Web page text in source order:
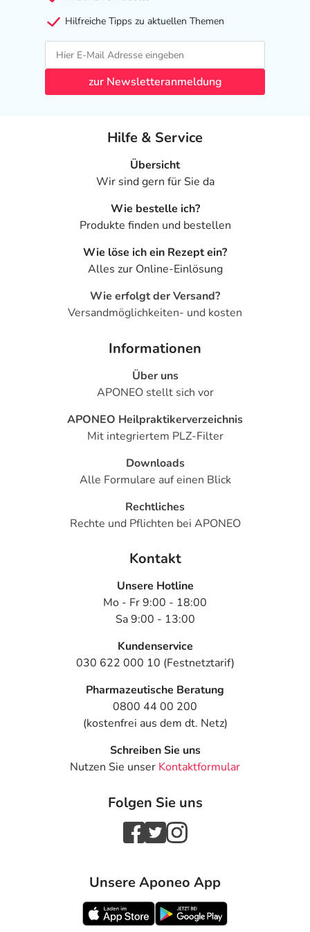
Extract, Chamomilla Recutita Flower Extract,
Sempervivum Tectorum Extract, Equisetum Arvense Leaf
Denatonium Benzoate, Ammonia, Benzoic Acid,
Dehydroacetic Acid, Parfum, Amyl Cinnamal,
Hydroxycitronellal, Geraniol, Linalool, Coumarin, Eugenol,
Benzoate, CI 42090
Adresse des Anbieters/Herstellers
RAUSCH (Deutschland) GmbH
78464 Konstanz
elektronische Adresse: info@rausch.ch
Hilfreiche Tipps zu aktuellen Themen
zur Newsletteranmeldung
Hilfe & Service
Übersicht
Wir sind gern für Sie da
Wie bestelle ich?
Produkte finden und bestellen
Wie löse ich ein Rezept ein?
Alles zur Online-Einlösung
Wie erfolgt der Versand?
Versandmöglichkeiten- und kosten
Informationen
Über uns
APONEO stellt sich vor
APONEO Heilpraktikerverzeichnis
Mit integriertem PLZ-Filter
Downloads
Alle Formulare auf einen Blick
Rechtliches
Rechte und Pflichten bei APONEO
Kontakt
Unsere Hotline
Mo - Fr 9:00 - 18:00
Sa 9:00 - 13:00
Kundenservice
030 622 000 10 (Festnetztarif)
Pharmazeutische Beratung
0800 44 00 200
(kostenfrei aus dem dt. Netz)
Schreiben Sie uns
Nutzen Sie unser Kontaktformular
Folgen Sie uns
Unsere Aponeo App